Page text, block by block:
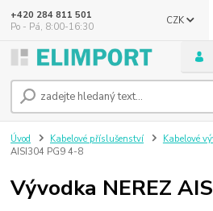
CZK
+420 284 811 501
Po - Pá, 8:00-16:30
Úvod Kabelové příslušenství Kabelové
AISI304 PG9 4-8
Vývodka NEREZ